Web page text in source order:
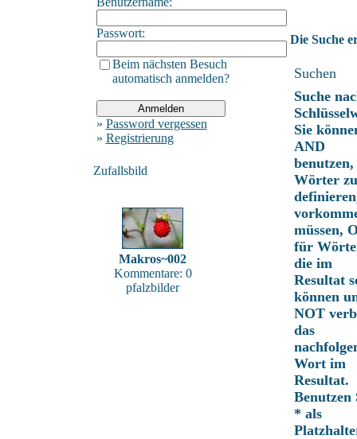
Passwort:
Beim nächsten Besuch
automatisch anmelden?
» Password vergessen
» Registrierung
Zufallsbild
Makros~002
Kommentare: 0
pfalzbilder
Die Suche
Suchen
Suche
Sie
AND
Wörter zu
müssen,
für
die im
Resultat
können
NOT
das
Wort im
Resultat.
Benutzen
* als